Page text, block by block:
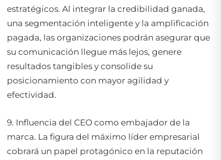
estratégicos. Al integrar la credibilidad ganada,
una segmentación inteligente y la amplificación
pagada, las organizaciones podrán asegurar que
su comunicación llegue más lejos, genere
resultados tangibles y consolide su
posicionamiento con mayor agilidad y
efectividad.
9. Influencia del CEO como embajador de la
marca. La figura del máximo líder empresarial
cobrará un papel protagónico en la reputación